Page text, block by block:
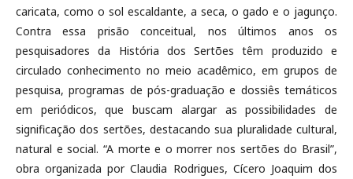
caricata, como o sol escaldante, a seca, o gado e o jagunço.
Contra essa prisão conceitual, nos últimos anos os
pesquisadores da História dos Sertões têm produzido e
circulado conhecimento no meio acadêmico, em grupos de
pesquisa, programas de pós-graduação e dossiês temáticos
em periódicos, que buscam alargar as possibilidades de
significação dos sertões, destacando sua pluralidade cultural,
natural e social. “A morte e o morrer nos sertões do Brasil”,
obra organizada por Claudia Rodrigues, Cícero Joaquim dos